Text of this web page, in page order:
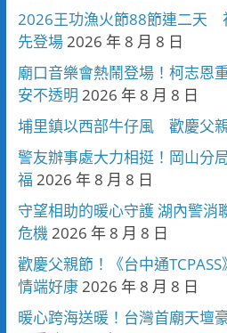
2026王功漁火節88節連二天
先登場2026 年 8 月 8 日
廟口音樂會熱鬧登場！柯志恩
安不透明 2026 年 8 月 8 日
埔里鎮以西部牛仔風 歡慶父
警友辦事處大力相挺！岡山分
福 2026 年 8 月 8 日
守望相助的暖心守護 湖內警消
危機2026 年 8 月 8 日
歡慶父親節！《台中通
情端好康2026 年 8 月 8 日
暖心跨海送暖！台灣首廟天壇